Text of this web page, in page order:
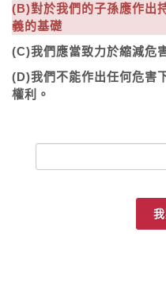
(B)對於我們的子孫應作出
義的基礎
(C)我們應當致力於縮減危
(D)我們不能作出任何危害
權利。